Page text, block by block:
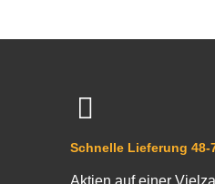
Schnelle Lieferung 48-